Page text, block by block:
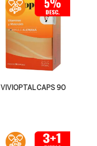
VIVIOPTAL CAPS 90